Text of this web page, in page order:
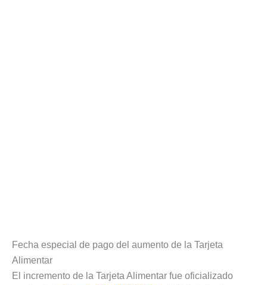
Fecha especial de pago del aumento de la Tarjeta
Alimentar
El incremento de la Tarjeta Alimentar fue oficializado